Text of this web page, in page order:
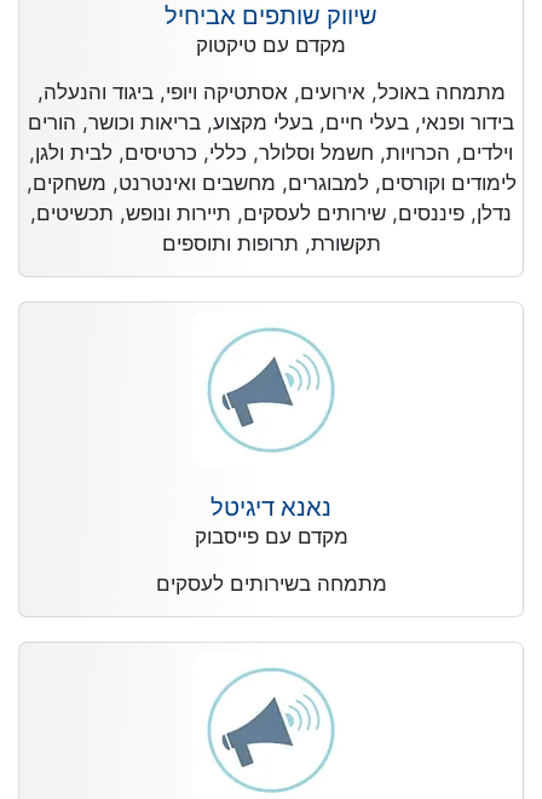
שיווק שותפים אביחיל
מקדם עם טיקטוק
מתמחה באוכל, אירועים, אסתטיקה ויופי, ביגוד והנעלה,
בידור ופנאי, בעלי חיים, בעלי מקצוע, בריאות וכושר, הורים
וילדים, הכרויות, חשמל וסלולר, כללי, כרטיסים, לבית ולגן,
לימודים וקורסים, למבוגרים, מחשבים ואינטרנט, משחקים,
נדלן, פיננסים, שירותים לעסקים, תיירות ונופש, תכשיטים,
תקשורת, תרופות ותוספים
נאנא דיגיטל
מקדם עם פייסבוק
מתמחה בשירותים לעסקים